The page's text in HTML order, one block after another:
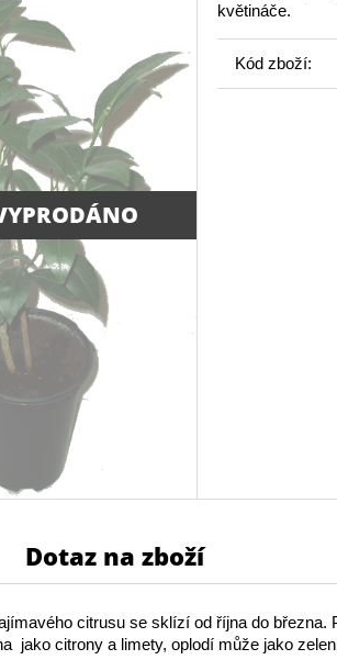
květináče.
Kód zboží:
Dotaz na zboží
citrusu se sklízí od října do března.
jako citrony a limety, oplodí může jako